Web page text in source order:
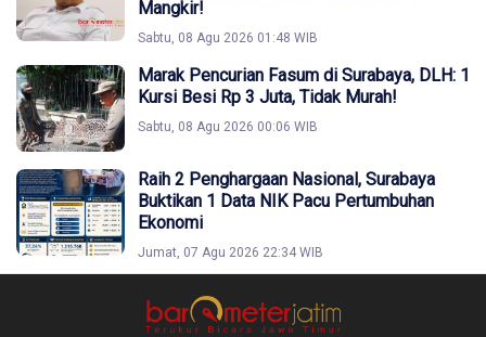
Mangkir!
Sabtu, 08 Agu 2026 01:48 WIB
Marak Pencurian Fasum di Surabaya, DLH: 1
Kursi Besi Rp 3 Juta, Tidak Murah!
Sabtu, 08 Agu 2026 00:06 WIB
Raih 2 Penghargaan Nasional, Surabaya
Buktikan 1 Data NIK Pacu Pertumbuhan
Ekonomi
Jumat, 07 Agu 2026 22:34 WIB